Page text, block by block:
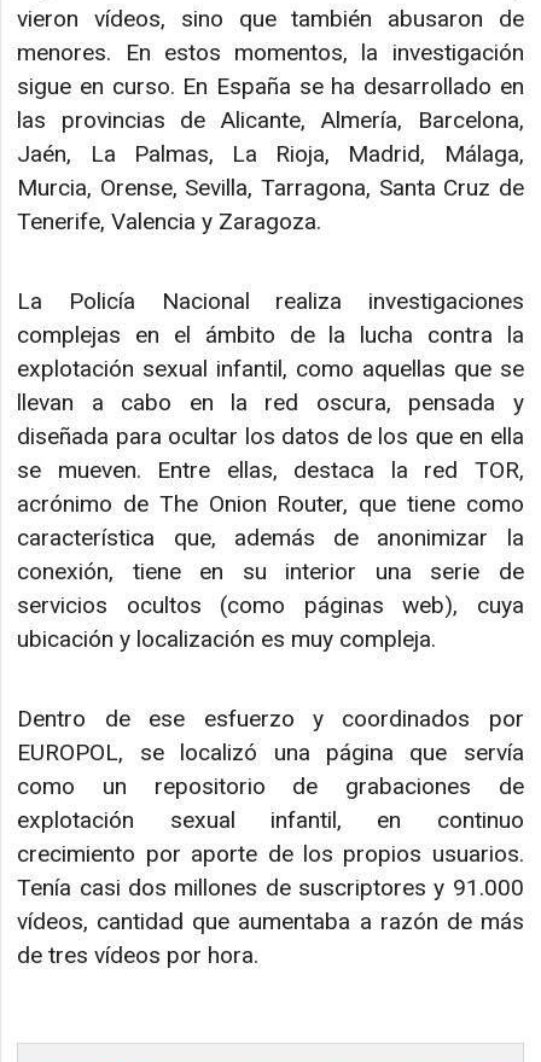
vieron vídeos, sino que también abusaron de
menores. En estos momentos, la investigación
sigue en curso. En España se ha desarrollado en
las provincias de Alicante, Almería, Barcelona,
Jaén, La Palmas, La Rioja, Madrid, Málaga,
Murcia, Orense, Sevilla, Tarragona, Santa Cruz de
Tenerife, Valencia y Zaragoza.
La Policía Nacional realiza investigaciones
complejas en el ámbito de la lucha contra la
explotación sexual infantil, como aquellas que se
llevan a cabo en la red oscura, pensada y
diseñada para ocultar los datos de los que en ella
se mueven. Entre ellas, destaca la red TOR,
acrónimo de The Onion Router, que tiene como
característica que, además de anonimizar la
conexión, tiene en su interior una serie de
servicios ocultos (como páginas web), cuya
ubicación y localización es muy compleja.
Dentro de ese esfuerzo y coordinados por
EUROPOL, se localizó una página que servía
como un repositorio de grabaciones de
explotación sexual infantil, en continuo
crecimiento por aporte de los propios usuarios.
Tenía casi dos millones de suscriptores y 91.000
vídeos, cantidad que aumentaba a razón de más
de tres vídeos por hora.